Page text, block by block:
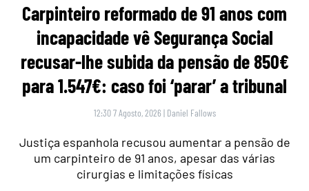
Carpinteiro reformado de 91 anos com
incapacidade vê Segurança Social
recusar-lhe subida da pensão de 850€
para 1.547€: caso foi ‘parar’ a tribunal
12:30 7 Agosto, 2026 | Daniel Fallows
Justiça espanhola recusou aumentar a pensão de
um carpinteiro de 91 anos, apesar das várias
cirurgias e limitações físicas